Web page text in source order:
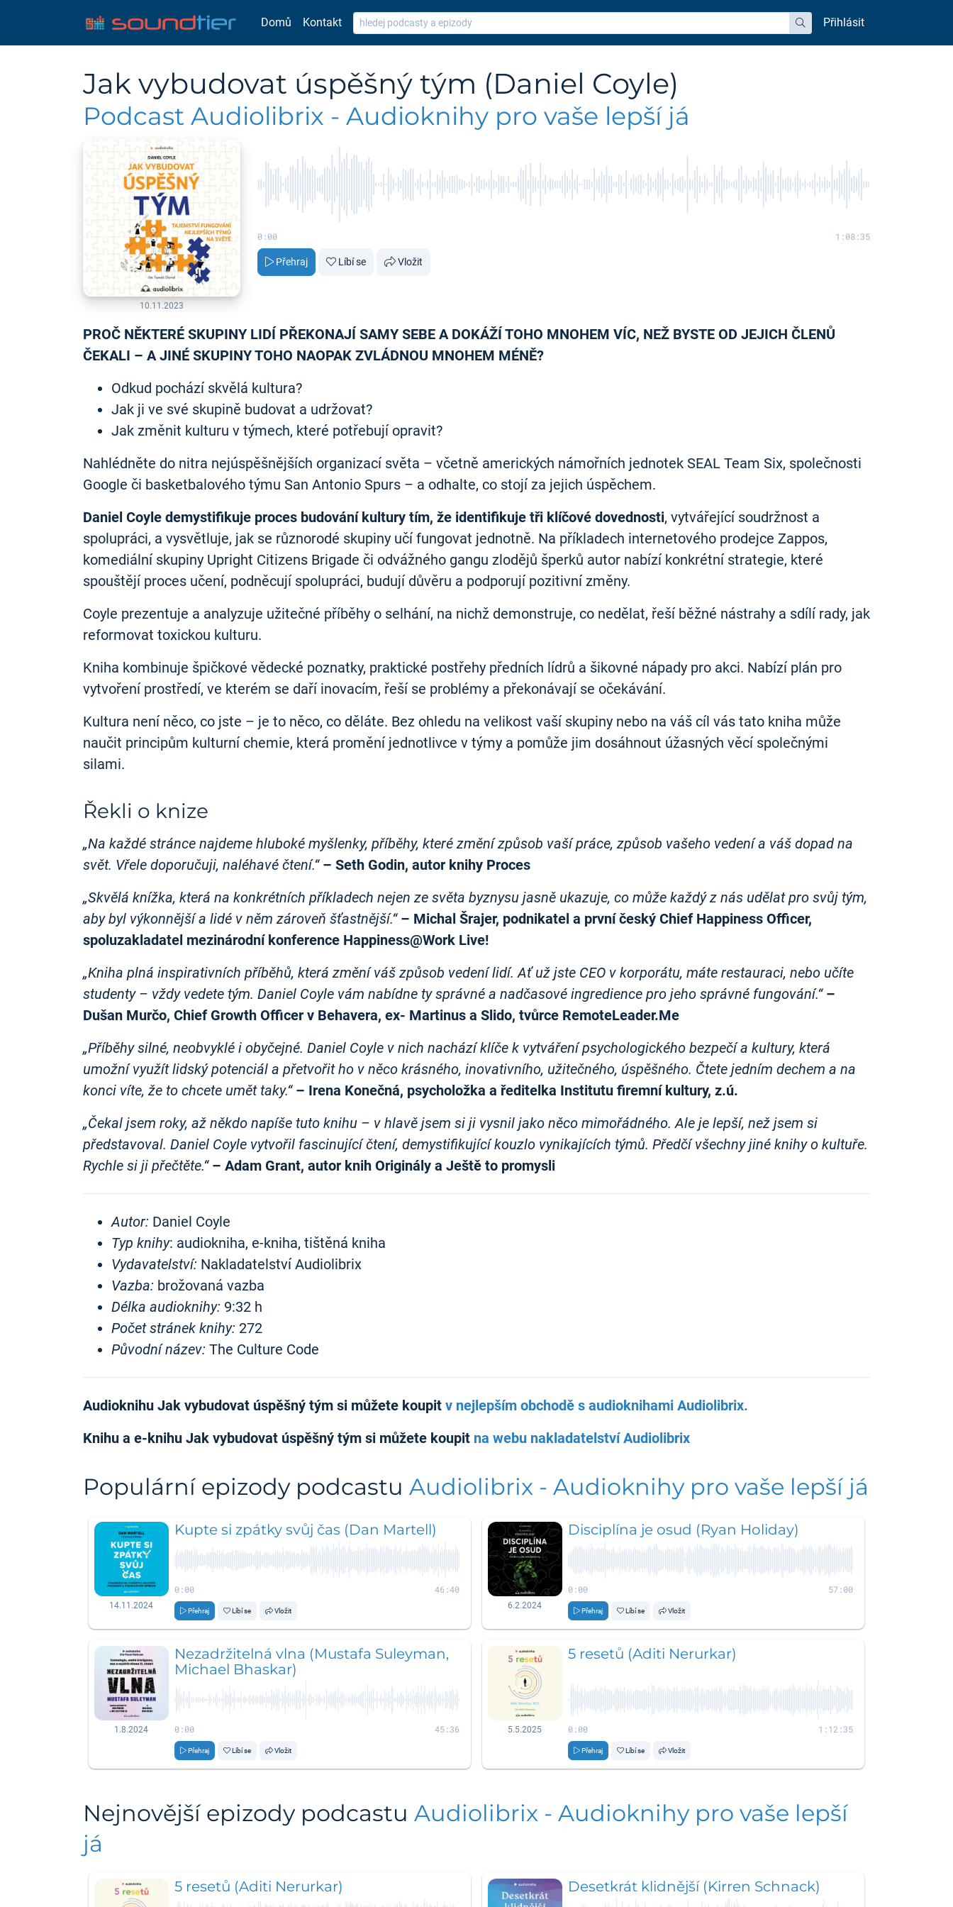
Domů Kontakt
hledat
Přihlásit
Jak vybudovat úspěšný tým (Daniel Coyle)
Podcast Audiolibrix - Audioknihy pro vaše lepší já
10.11.2023
0:00 1:08:35
Přehraj Líbí se Vložit
PROČ NĚKTERÉ SKUPINY LIDÍ PŘEKONAJÍ SAMY SEBE A DOKÁŽÍ TOHO MNOHEM VÍC, NEŽ BYSTE OD JEJICH ČLENŮ
ČEKALI – A JINÉ SKUPINY TOHO NAOPAK ZVLÁDNOU MNOHEM MÉNĚ?
Odkud pochází skvělá kultura?
Jak ji ve své skupině budovat a udržovat?
Jak změnit kulturu v týmech, které potřebují opravit?
Nahlédněte do nitra nejúspěšnějších organizací světa – včetně amerických námořních jednotek SEAL Team Six, společnosti
Google či basketbalového týmu San Antonio Spurs – a odhalte, co stojí za jejich úspěchem.
Daniel Coyle demystifikuje proces budování kultury tím, že identifikuje tři klíčové dovednosti, vytvářející soudržnost a
spolupráci, a vysvětluje, jak se různorodé skupiny učí fungovat jednotně. Na příkladech internetového prodejce Zappos,
komediální skupiny Upright Citizens Brigade či odvážného gangu zlodějů šperků autor nabízí konkrétní strategie, které
spouštějí proces učení, podněcují spolupráci, budují důvěru a podporují pozitivní změny.
Coyle prezentuje a analyzuje užitečné příběhy o selhání, na nichž demonstruje, co nedělat, řeší běžné nástrahy a sdílí rady, jak
reformovat toxickou kulturu.
Kniha kombinuje špičkové vědecké poznatky, praktické postřehy předních lídrů a šikovné nápady pro akci. Nabízí plán pro
vytvoření prostředí, ve kterém se daří inovacím, řeší se problémy a překonávají se očekávání.
Kultura není něco, co jste – je to něco, co děláte. Bez ohledu na velikost vaší skupiny nebo na váš cíl vás tato kniha může
naučit principům kulturní chemie, která promění jednotlivce v týmy a pomůže jim dosáhnout úžasných věcí společnými
silami.
Řekli o knize
„Na každé stránce najdeme hluboké myšlenky, příběhy, které změní způsob vaší práce, způsob vašeho vedení a váš dopad na
svět. Vřele doporučuji, naléhavé čtení.“ – Seth Godin, autor knihy Proces
„Skvělá knížka, která na konkrétních příkladech nejen ze světa byznysu jasně ukazuje, co může každý z nás udělat pro svůj tým,
aby byl výkonnější a lidé v něm zároveň šťastnější.“ – Michal Šrajer, podnikatel a první český Chief Happiness Officer,
spoluzakladatel mezinárodní konference Happiness@Work Live!
„Kniha plná inspirativních příběhů, která změní váš způsob vedení lidí. Ať už jste CEO v korporátu, máte restauraci, nebo učíte
studenty – vždy vedete tým. Daniel Coyle vám nabídne ty správné a nadčasové ingredience pro jeho správné fungování.“ –
Dušan Murčo, Chief Growth Officer v Behavera, ex- Martinus a Slido, tvůrce RemoteLeader.Me
„Příběhy silné, neobvyklé i obyčejné. Daniel Coyle v nich nachází klíče k vytváření psychologického bezpečí a kultury, která
umožní využít lidský potenciál a přetvořit ho v něco krásného, inovativního, užitečného, úspěšného. Čtete jedním dechem a na
konci víte, že to chcete umět taky.“ – Irena Konečná, psycholožka a ředitelka Institutu firemní kultury, z.ú.
„Čekal jsem roky, až někdo napíše tuto knihu – v hlavě jsem si ji vysnil jako něco mimořádného. Ale je lepší, než jsem si
představoval. Daniel Coyle vytvořil fascinující čtení, demystifikující kouzlo vynikajících týmů. Předčí všechny jiné knihy o kultuře.
Rychle si ji přečtěte.“ – Adam Grant, autor knih Originály a Ještě to promysli
Autor: Daniel Coyle
Typ knihy: audiokniha, e-kniha, tištěná kniha
Vydavatelství: Nakladatelství Audiolibrix
Vazba: brožovaná vazba
Délka audioknihy: 9:32 h
Počet stránek knihy: 272
Původní název: The Culture Code
Audioknihu Jak vybudovat úspěšný tým si můžete koupit v nejlepším obchodě s audioknihami Audiolibrix.
Knihu a e-knihu Jak vybudovat úspěšný tým si můžete koupit na webu nakladatelství Audiolibrix
Populární epizody podcastu Audiolibrix - Audioknihy pro vaše lepší já
14.11.2024
Kupte si zpátky svůj čas (Dan Martell)
0:00 46:40
Přehraj Líbí se Vložit
6.2.2024
Disciplína je osud (Ryan Holiday)
0:00 57:00
Přehraj Líbí se Vložit
1.8.2024
Nezadržitelná vlna (Mustafa Suleyman,
Michael Bhaskar)
0:00 45:36
Přehraj Líbí se Vložit
5.5.2025
5 resetů (Aditi Nerurkar)
0:00 1:12:35
Přehraj Líbí se Vložit
Nejnovější epizody podcastu Audiolibrix - Audioknihy pro vaše lepší
já
5 resetů (Aditi Nerurkar) Desetkrát klidnější (Kirren Schnack)